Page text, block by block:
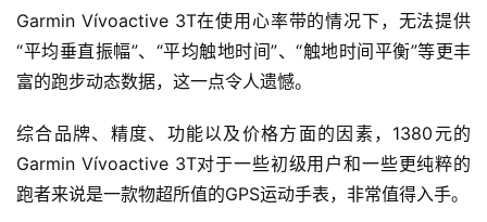
Garmin Vívoactive 3T在使用心率带的情况下，无法提供
“平均垂直振幅”、“平均触地时间”、“触地时间平衡”等更丰
富的跑步动态数据，这一点令人遗憾。
综合品牌、精度、功能以及价格方面的因素，1380元的
Garmin Vívoactive 3T对于一些初级用户和一些更纯粹的
跑者来说是一款物超所值的GPS运动手表，非常值得入手。